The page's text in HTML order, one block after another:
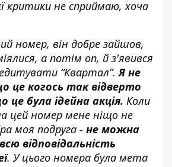
критики не сприймаю, хоча
номер, він добре зайшов,
а потім оп, й з'явився
“Квартал”.Я не
це когось так відверто
це була ідейна акція. Коли
цей номер мене ніщо не
моя подруга - не можна
відповідальність
. У цього номера була мета